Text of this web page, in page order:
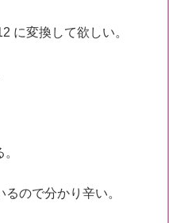
に変換して欲しい。
ので分かり辛い。